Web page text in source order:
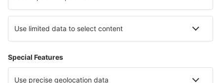
Hotels in der Tafelbucht